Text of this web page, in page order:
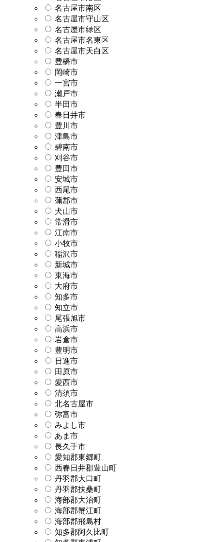
名古屋市南区
名古屋市守山区
名古屋市緑区
名古屋市名東区
名古屋市天白区
豊橋市
岡崎市
一宮市
瀬戸市
半田市
春日井市
豊川市
津島市
碧南市
刈谷市
豊田市
安城市
西尾市
蒲郡市
犬山市
常滑市
江南市
小牧市
稲沢市
新城市
東海市
大府市
知多市
知立市
尾張旭市
高浜市
岩倉市
豊明市
日進市
田原市
愛西市
清須市
北名古屋市
弥富市
みよし市
あま市
長久手市
愛知郡東郷町
西春日井郡豊山町
丹羽郡大口町
丹羽郡扶桑町
海部郡大治町
海部郡蟹江町
海部郡飛島村
知多郡阿久比町